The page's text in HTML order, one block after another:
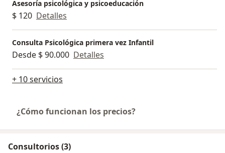
Asesoría psicológica y psicoeducación
$ 120 Detalles
Consulta Psicológica primera vez Infantil
Desde $ 90.000 Detalles
+ 10 servicios
¿Cómo funcionan los precios?
Consultorios (3)